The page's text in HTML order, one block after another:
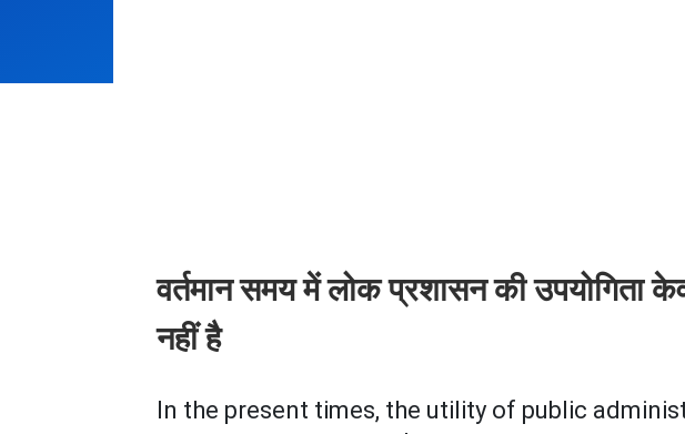
वर्तमान समय में लोक प्रशासन की उपयोगिता
नहीं है
In the present times, the utility of public